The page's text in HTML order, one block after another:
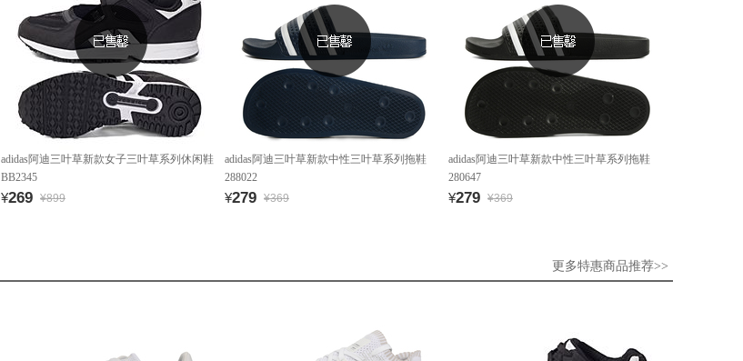
adidas阿迪三叶草新款女子三叶草系列休闲鞋
BB2345
¥269 ¥899
adidas阿迪三叶草新款中性三叶草系列拖鞋
288022
¥279 ¥369
adidas阿迪三叶草新款中性三叶草系列拖鞋
280647
¥279 ¥369
更多特惠商品推荐>>